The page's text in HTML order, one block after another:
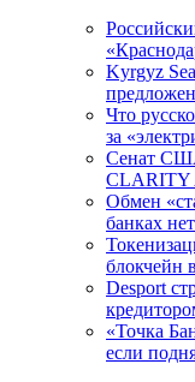
Kyrgyz
Что
за
Сенат
CLARITY
Обмен
банках
блокчейн
Desport
«Точка
если